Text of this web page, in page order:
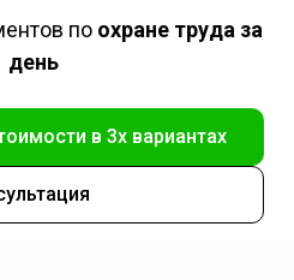
по охране труда за
день
в 3х вариантах